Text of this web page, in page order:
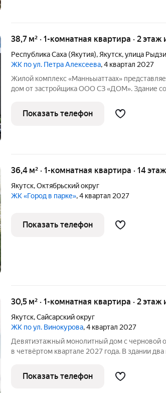
38,7 м² · 1-комнатная квартира · 2 этаж
Республика Саха (Якутия), Якутск,улица
ЖК по ул. Петра Алексеева, 4 квартал 2027
Жилой комплекс «Манньыаттаах»
дом от застройщика ООО СЗ «ДОМ». Здание
грузовым лифтами. В комплексе
каждом
Показать телефон
36,4 м² · 1-комнатная квартира · 14
Якутск,Октябрьский округ
ЖК «Город в парке», 4 квартал 2027
Показать телефон
30,5 м² · 1-комнатная квартира · 2 этаж
Якутск,Сайсарский округ
ЖК по ул. Винокурова, 4 квартал 2027
Девятиэтажный монолитный дом с черновой
в четвёртом квартале 2027 года. В здании два подъезда и 140
обустроят детскую площадку, тротуар и
предусмотрят
Показать телефон